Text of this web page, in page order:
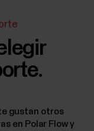
gustan otros
en Polar Flow y